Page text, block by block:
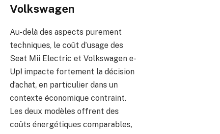
Volkswagen
Au-delà des aspects purement
techniques, le coût d’usage des
Seat Mii Electric et Volkswagen e-
Up! impacte fortement la décision
d’achat, en particulier dans un
contexte économique contraint.
Les deux modèles offrent des
coûts énergétiques comparables,